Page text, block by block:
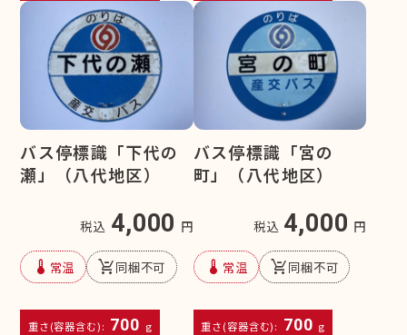
バス停標識「下代の
瀬」（八代地区）
税込 4,000 円
device_thermostat 常温 remove_shopping_cart同梱不可
重さ(容器含む): 700 g
バス停標識「宮の
町」（八代地区）
税込 4,000 円
device_thermostat 常温 remove_shopping_cart同梱不可
重さ(容器含む): 700 g